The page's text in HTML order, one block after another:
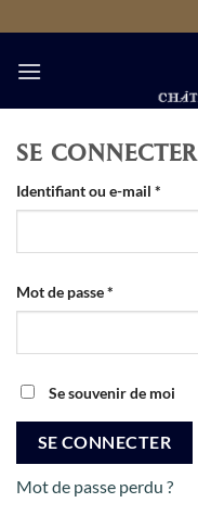
au
contenu
SE CONNECTER
Identifiant ou e-mail *
Mot de passe*
Se souvenir de moi
SE CONNECTER
Mot de passe perdu ?